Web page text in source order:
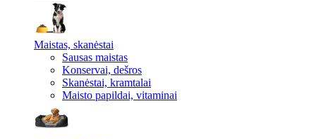
Maistas, skanėstai
Sausas maistas
Konservai, dešros
Skanėstai, kramtalai
Maisto papildai, vitaminai